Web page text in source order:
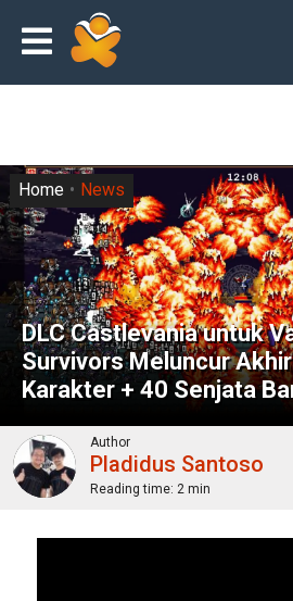
DLC Castlevania untuk
Survivors Meluncur
Karakter + 40 Senjata
Home News
Author
Pladidus Santoso
Reading time: 2 min